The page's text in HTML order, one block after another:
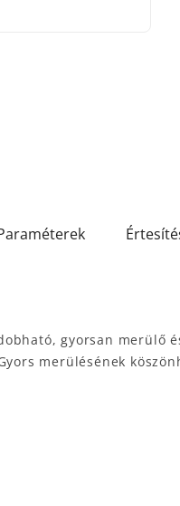
gyorsan
merülésének